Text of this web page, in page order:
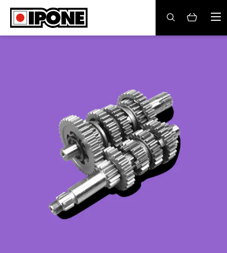
Ipone
LIFESTYLE
DIE MARKE